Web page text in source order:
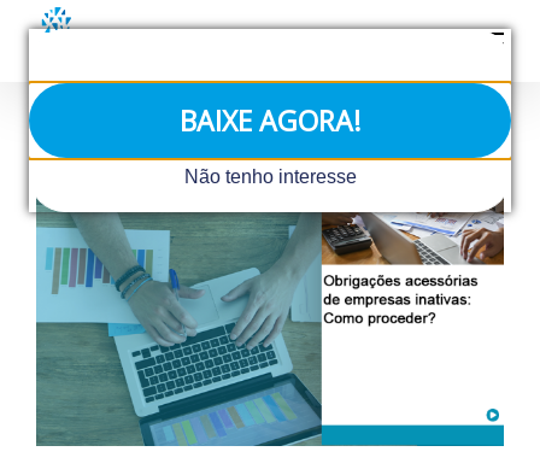
BAIXE AGORA!
Não tenho interesse
conteúdo
View
Larger
Image